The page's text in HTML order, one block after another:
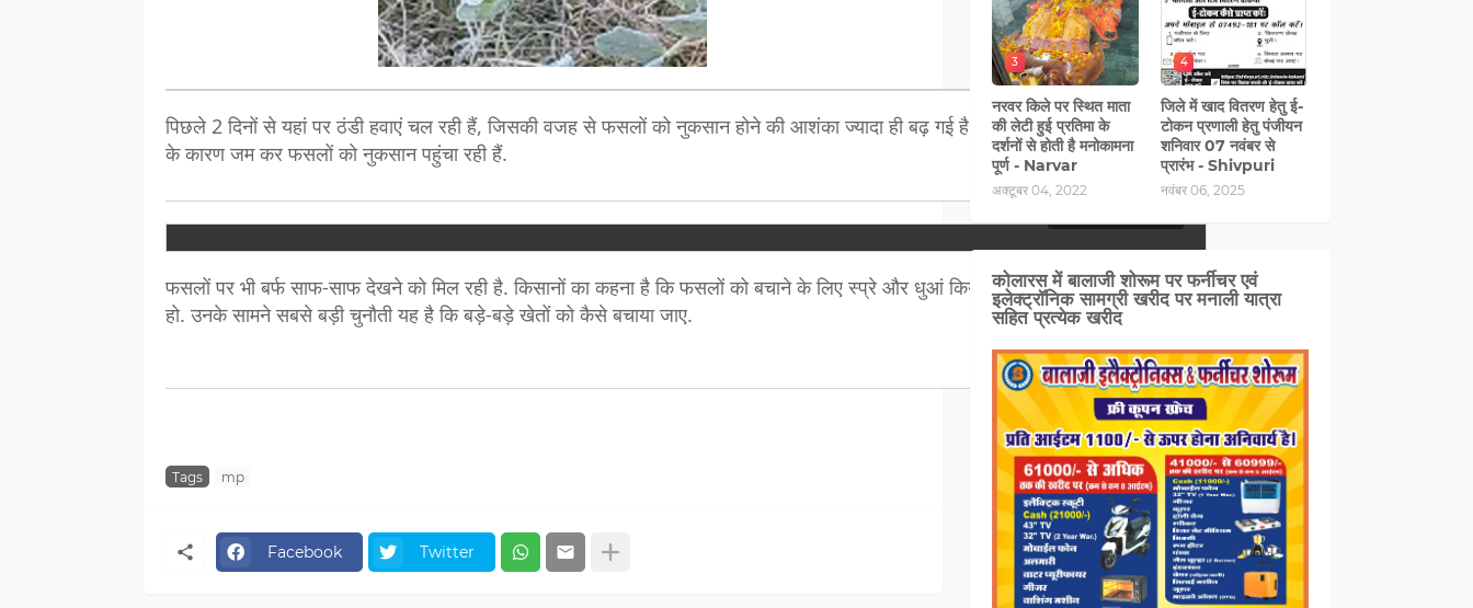
4/5
पिछले 2 दिनों से यहां पर ठंडी हवाएं चल रही हैं, जिसकी वजह से फसलों को नुकसान होने की आशंका ज्यादा ही बढ़ गई है. ऐसे में ओस की बूंदे भी ठंडे मौसम
के कारण जम कर फसलों को नुकसान पहुंचा रही हैं.
5/5
फसलों पर भी बर्फ साफ-साफ देखने को मिल रही है. किसानों का कहना है कि फसलों को बचाने के लिए स्प्रे और धुआं किया जा रहा है जिससे नुकसान कम
हो. उनके सामने सबसे बड़ी चुनौती यह है कि बड़े-बड़े खेतों को कैसे बचाया जाए.
Tags mp
Facebook Twitter
3
नरवर किले पर स्थित माता
की लेटी हुई प्रतिमा के
दर्शनों से होती है मनोकामना
पूर्ण - Narvar
अक्टूबर 04, 2022
4
जिले में खाद वितरण हेतु ई-
टोकन प्रणाली हेतु पंजीयन
शनिवार 07 नवंबर से
प्रारंभ - Shivpuri
नवंबर 06, 2025
कोलारस में बालाजी शोरूम पर फर्नीचर एवं
इलेक्ट्रॉनिक सामग्री खरीद पर मनाली यात्रा
सहित प्रत्‍येक खरीद